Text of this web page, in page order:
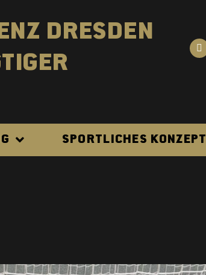
DRESDEN
SPORTLICHES KONZEPT